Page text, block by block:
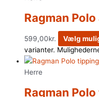
Ragman
599,00kr. Vælg
varianter.
Herre
Ragman